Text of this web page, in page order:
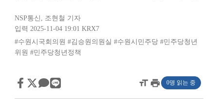
NSP통신 , 조현철 기자
입력 2025-11-04 19:01 KRX7
#수원시국회의원 #김승원의원실 #수원시민주당 #민주당청년
위원 #민주당청년정책
format_sizeprint 0명 읽는 중